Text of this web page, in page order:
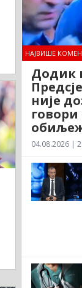
НАЈВИШЕ
Додик
није
говори
04.08.2026 |